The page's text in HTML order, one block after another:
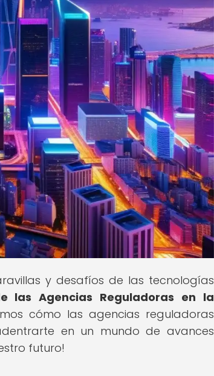
y desafíos de las tecnologías
las Agencias Reguladoras en la
cómo las agencias reguladoras
en un mundo de avances
futuro!